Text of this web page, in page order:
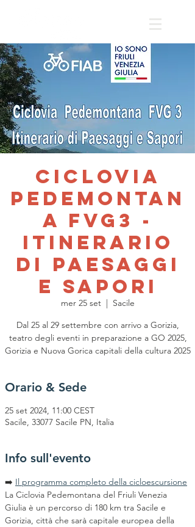
Ciclovia
Pedemontan
a FVG3 -
Itinerario
di Paesaggi
e Sapori
mer 25 set
  |
Sacile
Dal 25 al 29 settembre con arrivo a Gorizia,
teatro degli eventi in preparazione a GO 2025,
Gorizia e Nuova Gorica capitali della cultura 2025
Orario & Sede
25 set 2024, 11:00 CEST
Sacile, 33077 Sacile PN, Italia
Info sull'evento
➡️ Il programma completo della cicloescursione
La Ciclovia Pedemontana del Friuli Venezia
Giulia è un percorso di 180 km tra Sacile e
Gorizia, città che sarà capitale europea della